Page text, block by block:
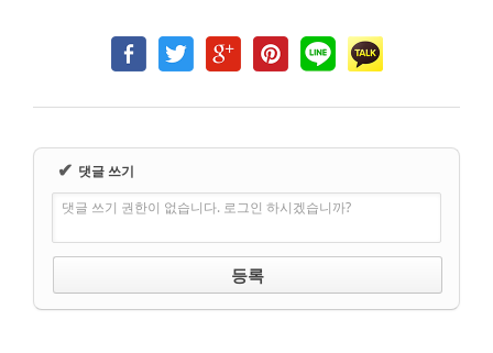
✔ 댓글 쓰기
댓글 쓰기 권한이 없습니다. 로그인 하시겠습니까?